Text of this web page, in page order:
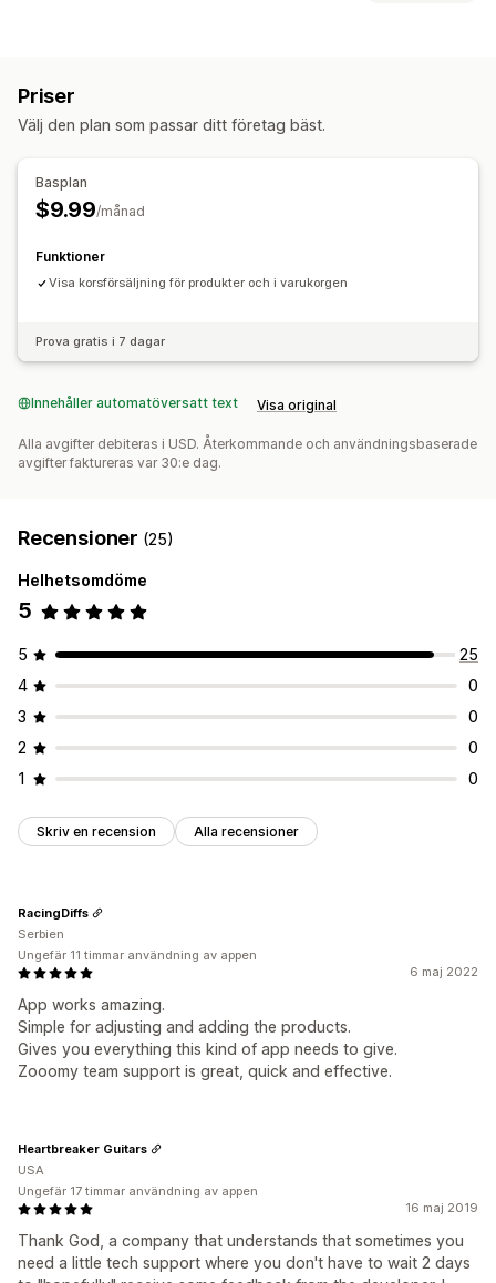
Anpassad CSS
Priser
Välj den plan som passar ditt företag bäst.
Basplan
$9.99/månad
Funktioner
Visa korsförsäljning för produkter och i varukorgen
Prova gratis i 7 dagar
Innehåller automatöversatt text Visa original
Alla avgifter debiteras i USD. Återkommande och användningsbaserade
avgifter faktureras var 30:e dag.
Recensioner (25)
Helhetsomdöme
5
5
25
4
0
3
0
2
0
1
0
Skriv en recension Alla recensioner
6 maj 2022
App works amazing.
Simple for adjusting and adding the products.
Gives you everything this kind of app needs to give.
Zooomy team support is great, quick and effective.
RacingDiffs
Serbien
Ungefär 11 timmar användning av appen
16 maj 2019
Thank God, a company that understands that sometimes you
need a little tech support where you don't have to wait 2 days
Heartbreaker Guitars
USA
Ungefär 17 timmar användning av appen